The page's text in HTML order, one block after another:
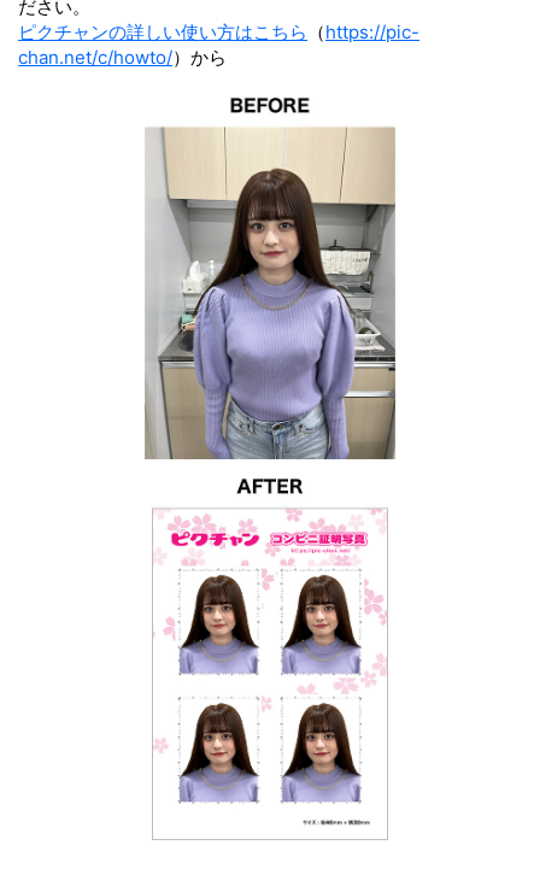
ださい。
ピクチャンの詳しい使い方はこちら （https://pic-
chan.net/c/howto/）から